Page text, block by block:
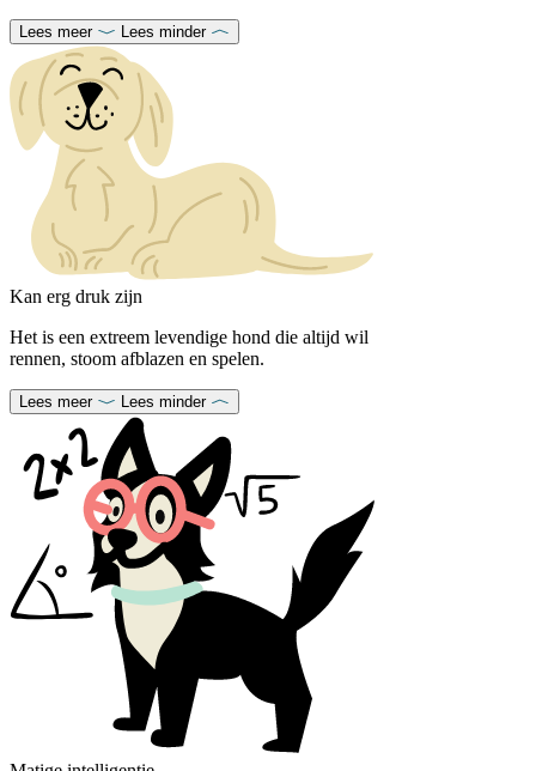
Lees meer Lees minder
Kan erg druk zijn
Het is een extreem levendige hond die altijd wil
rennen, stoom afblazen en spelen.
Lees meer Lees minder